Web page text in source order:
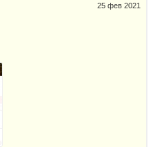
25 фев 2021